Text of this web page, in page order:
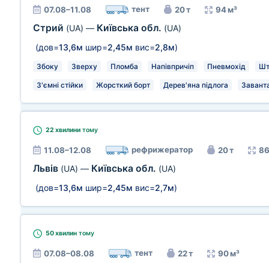
07.08–11.08 тент 20 т 94 м³
Стрий (UA) — Київська обл. (UA)
(дов=13,6м шир=2,45м вис=2,8м)
Збоку Зверху Пломба Напівпричіп Пневмохід
З'ємні стійки Жорсткий борт Дерев'яна підлога
22 хвилини тому
11.08–12.08 рефрижератор 20 т
Львів (UA) — Київська обл. (UA)
(дов=13,6м шир=2,45м вис=2,7м)
50 хвилин тому
07.08–08.08 тент 22 т 90 м³